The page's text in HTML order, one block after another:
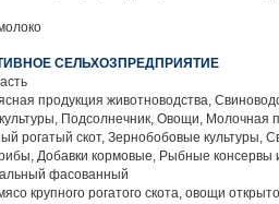
СЕЛЬХОЗПРЕДПРИЯТИЕ
продукция животноводства,
Подсолнечник, Овощи, Молочная
рогатый скот, Зернобобовые культуры,
Добавки кормовые, Рыбные
фасованный
крупного рогатого скота, овощи